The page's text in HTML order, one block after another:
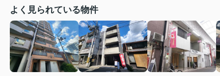
よく見られている物件